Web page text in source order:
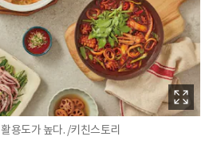
용도가 높다. /키친스토리